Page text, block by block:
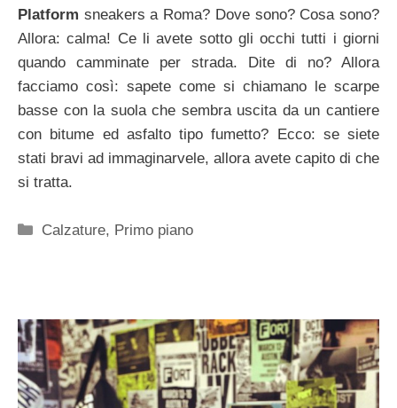
Platform sneakers a Roma? Dove sono? Cosa sono?
Allora: calma! Ce li avete sotto gli occhi tutti i giorni
quando camminate per strada. Dite di no? Allora
facciamo così: sapete come si chiamano le scarpe
basse con la suola che sembra uscita da un cantiere
con bitume ed asfalto tipo fumetto? Ecco: se siete
stati bravi ad immaginarvele, allora avete capito di che
si tratta.
Categorie
Calzature, Primo piano